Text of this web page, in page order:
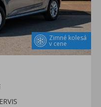
Zimné kolesá
v cene